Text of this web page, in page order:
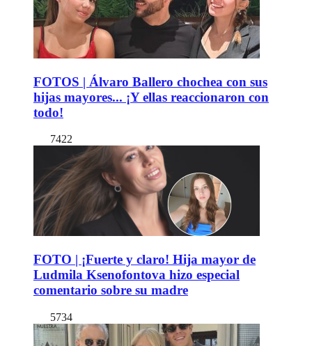
FOTOS | Álvaro Ballero chochea con sus
hijas mayores... ¡Y ellas reaccionaron con
todo!
7422
FOTO | ¡Fuerte y claro! Hija mayor de
Ludmila Ksenofontova hizo especial
comentario sobre su madre
5734